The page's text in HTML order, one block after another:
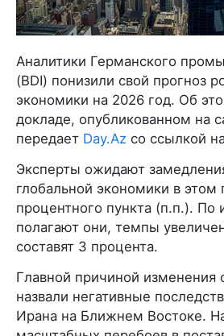
Аналитики Германского
(BDI) понизили свой прогноз
экономики на 2026 год. Об
докладе, опубликованном на
передает Day.Az со ссылкой
Эксперты ожидают
глобальной экономики в этом
процентного пункта (п.п.). По
полагают они, темпы
составят 3 процента.
Главной причиной изменения
назвали негативные
Ирана на Ближнем Востоке.